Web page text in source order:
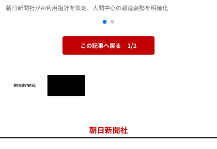
朝日新聞社がAI利用指針を策定、人間中心の報道姿勢を明確化
この記事へ戻る 1/2
朝日新聞社